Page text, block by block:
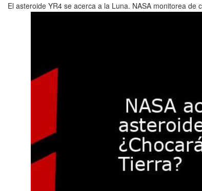
El asteroide YR4 se acerca a la Luna. NASA monitorea